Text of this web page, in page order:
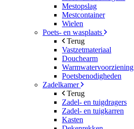
Mestopslag
Mestcontainer
Wielen
Poets- en wasplaats
Terug
Vastzetmateriaal
Douchearm
Warmwatervoorziening
Poetsbenodigheden
Zadelkamer
Terug
Zadel- en tuigdragers
Zadel- en tuigkarren
Kasten